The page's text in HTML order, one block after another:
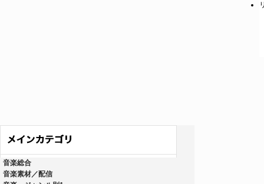
音楽総合
音楽素材／配信